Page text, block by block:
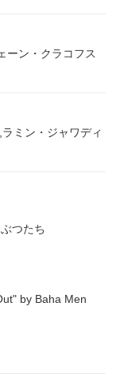
ーン・クラコフス
ミン・ジャワディ
つたち
by Baha Men